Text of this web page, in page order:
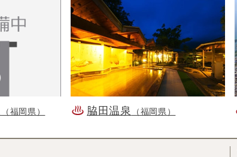
（福岡県） 脇田温泉 （福岡県）